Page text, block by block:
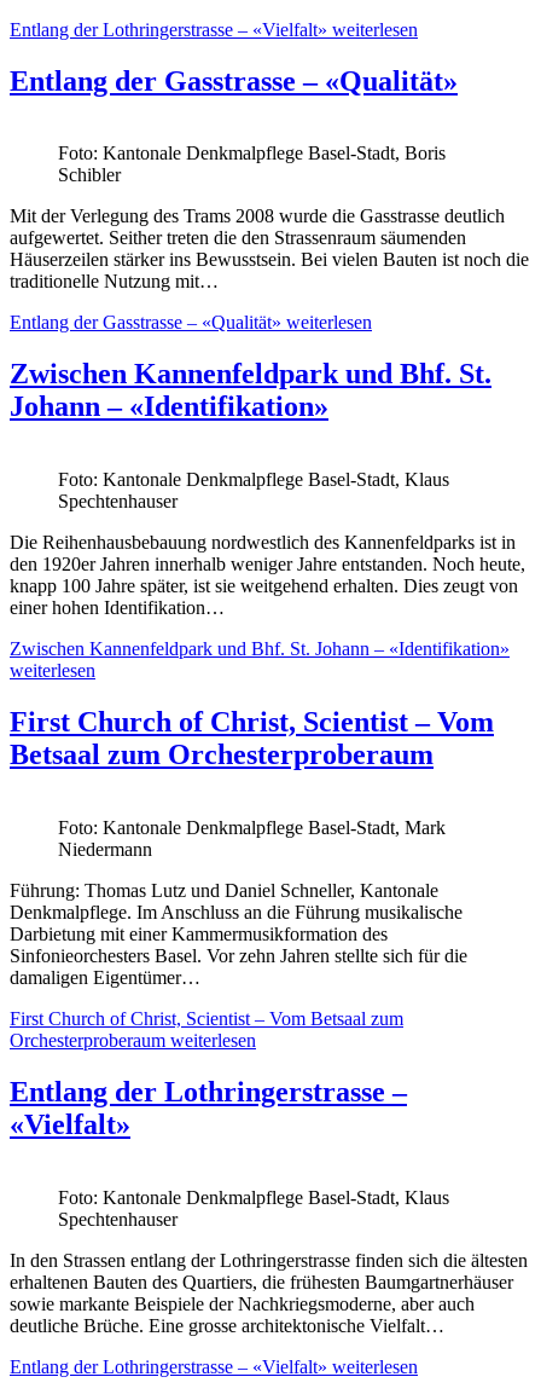
Entlang der Lothringerstrasse – «Vielfalt» weiterlesen
Entlang der Gasstrasse – «Qualität»
Foto: Kantonale Denkmalpflege Basel-Stadt, Boris
Schibler
Mit der Verlegung des Trams 2008 wurde die Gasstrasse deutlich
aufgewertet. Seither treten die den Strassenraum säumenden
Häuserzeilen stärker ins Bewusstsein. Bei vielen Bauten ist noch die
traditionelle Nutzung mit…
Entlang der Gasstrasse – «Qualität» weiterlesen
Zwischen Kannenfeldpark und Bhf. St.
Johann – «Identifikation»
Foto: Kantonale Denkmalpflege Basel-Stadt, Klaus
Spechtenhauser
Die Reihenhausbebauung nordwestlich des Kannenfeldparks ist in
den 1920er Jahren innerhalb weniger Jahre entstanden. Noch heute,
knapp 100 Jahre später, ist sie weitgehend erhalten. Dies zeugt von
einer hohen Identifikation…
Zwischen Kannenfeldpark und Bhf. St. Johann – «Identifikation»
weiterlesen
First Church of Christ, Scientist – Vom
Betsaal zum Orchesterproberaum
Foto: Kantonale Denkmalpflege Basel-Stadt, Mark
Niedermann
Führung: Thomas Lutz und Daniel Schneller, Kantonale
Denkmalpflege. Im Anschluss an die Führung musikalische
Darbietung mit einer Kammermusikformation des
Sinfonieorchesters Basel. Vor zehn Jahren stellte sich für die
damaligen Eigentümer…
First Church of Christ, Scientist – Vom Betsaal zum
Orchesterproberaum weiterlesen
Entlang der Lothringerstrasse –
«Vielfalt»
Foto: Kantonale Denkmalpflege Basel-Stadt, Klaus
Spechtenhauser
In den Strassen entlang der Lothringerstrasse finden sich die ältesten
erhaltenen Bauten des Quartiers, die frühesten Baumgartnerhäuser
sowie markante Beispiele der Nachkriegsmoderne, aber auch
deutliche Brüche. Eine grosse architektonische Vielfalt…
Entlang der Lothringerstrasse – «Vielfalt» weiterlesen